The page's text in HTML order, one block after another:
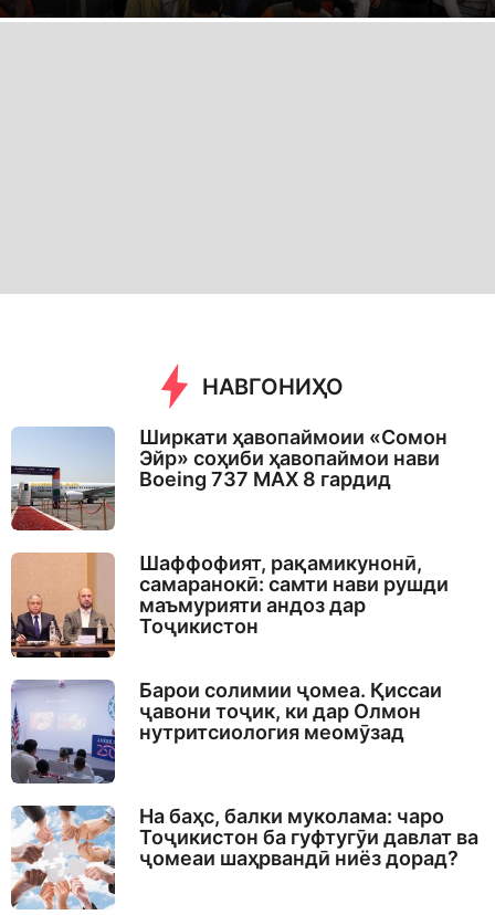
e
НАВГОНИҲО
Ширкати ҳавопаймоии «Сомон
Эйр» соҳиби ҳавопаймои нави
Boeing 737 MAX 8 гардид
Шаффофият, рақамикунонӣ,
самаранокӣ: самти нави рушди
маъмурияти андоз дар
Тоҷикистон
Барои солимии ҷомеа. Қиссаи
ҷавони тоҷик, ки дар Олмон
нутритсиология меомӯзад
На баҳс, балки муколама: чаро
Тоҷикистон ба гуфтугӯи давлат ва
ҷомеаи шаҳрвандӣ ниёз дорад?